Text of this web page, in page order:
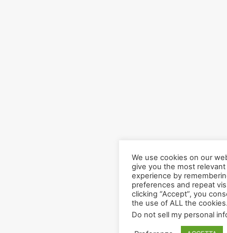
We use cookies on our
give you the most relevant
experience by
preferences and repeat
clicking “Accept”, you
the use of ALL the
Do not sell my personal